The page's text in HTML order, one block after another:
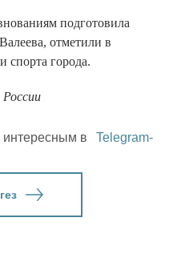
подготовила
отметили в
спорта города.
в
Telegram-